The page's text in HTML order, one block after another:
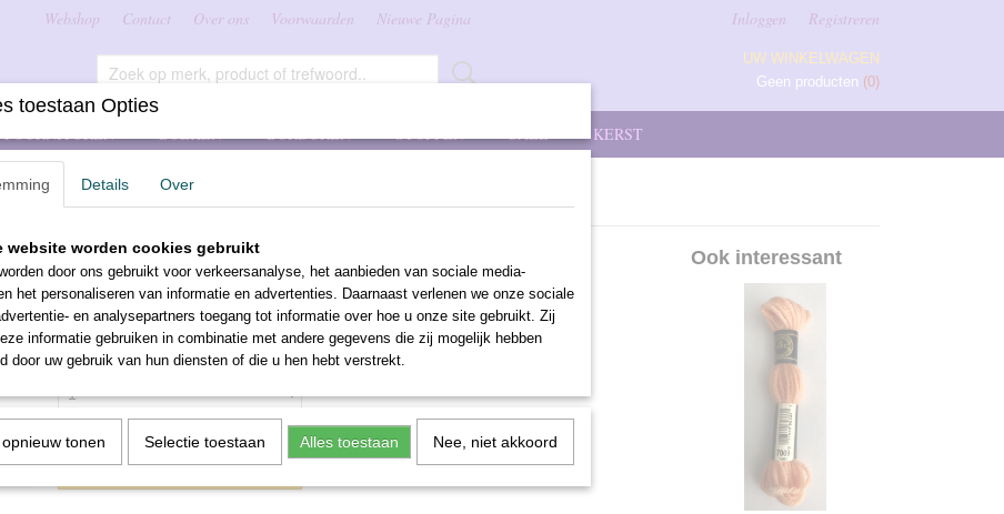
Webshop Contact Over ons Voorwaarden Nieuwe Pagina Inloggen Registreren
UW WINKELWAGEN
Geen producten (0)
FOURNITUREN BOEKEN BORDUREN STOFFEN SALE KERST
7520
DMC borduurwol 7520
€ 2,10 (inclusief btw 21%)
Aantal
IN WINKELWAGEN
Ook interessant
toestaan Opties
Details Over
website worden cookies gebruikt
door ons gebruikt voor verkeersanalyse, het aanbieden van sociale media-
het personaliseren van informatie en advertenties. Daarnaast verlenen we onze sociale
en analysepartners toegang tot informatie over hoe u onze site gebruikt. Zij
informatie gebruiken in combinatie met andere gegevens die zij mogelijk hebben
door uw gebruik van hun diensten of die u hen hebt verstrekt.
tonen Selectie toestaan Alles toestaan Nee, niet akkoord